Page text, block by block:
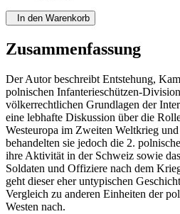
In den Warenkorb
Zusammenfassung
Der Autor beschreibt Entstehung,
polnischen Infanterieschützen-
völkerrechtlichen Grundlagen der
eine lebhafte Diskussion über die
Westeuropa im Zweiten Weltkrieg
behandelten sie jedoch die 2.
ihre Aktivität in der Schweiz sowie
Soldaten und Offiziere nach dem
geht dieser eher untypischen
Vergleich zu anderen Einheiten der
Westen nach.